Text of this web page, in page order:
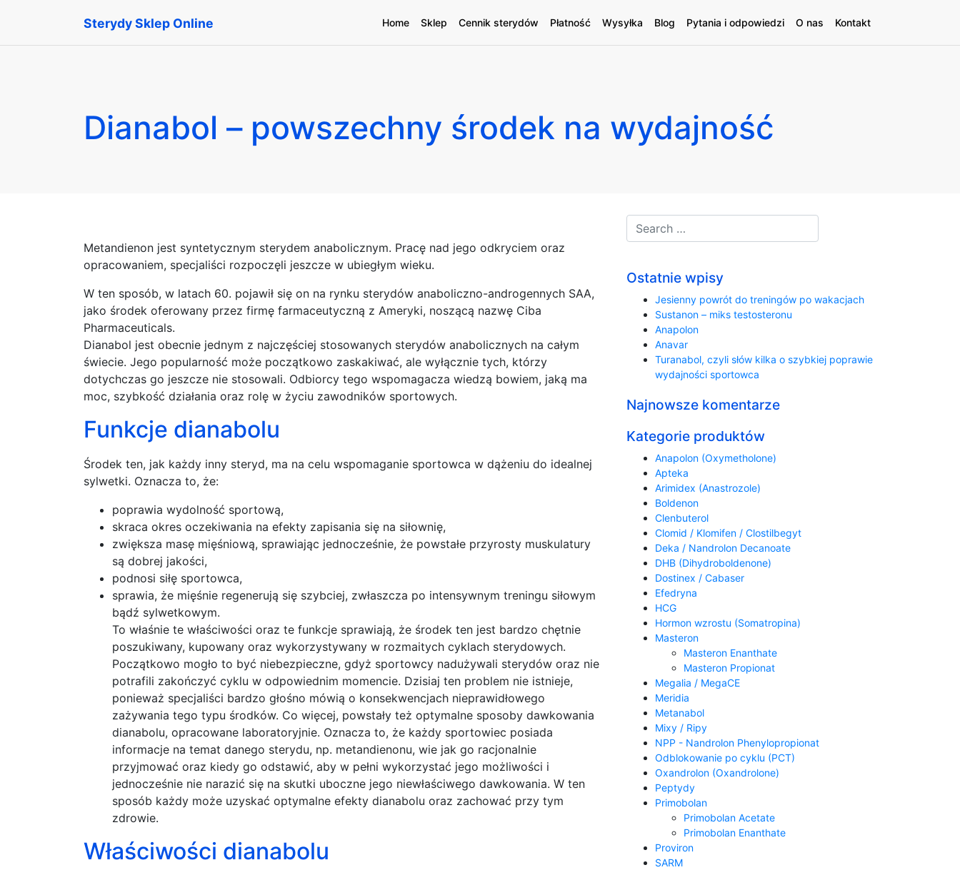
Sterydy Sklep Online Home Sklep Cennik sterydów Płatność Wysyłka Blog Pytania i odpowiedzi O nas Kontakt
Dianabol – powszechny środek na wydajność
Metandienon jest syntetycznym sterydem anabolicznym. Pracę nad jego odkryciem oraz
opracowaniem, specjaliści rozpoczęli jeszcze w ubiegłym wieku.
W ten sposób, w latach 60. pojawił się on na rynku sterydów anaboliczno-androgennych SAA,
jako środek oferowany przez firmę farmaceutyczną z Ameryki, noszącą nazwę Ciba
Pharmaceuticals.
Dianabol jest obecnie jednym z najczęściej stosowanych sterydów anabolicznych na całym
świecie. Jego popularność może początkowo zaskakiwać, ale wyłącznie tych, którzy
dotychczas go jeszcze nie stosowali. Odbiorcy tego wspomagacza wiedzą bowiem, jaką ma
moc, szybkość działania oraz rolę w życiu zawodników sportowych.
Funkcje dianabolu
Środek ten, jak każdy inny steryd, ma na celu wspomaganie sportowca w dążeniu do idealnej
sylwetki. Oznacza to, że:
poprawia wydolność sportową,
skraca okres oczekiwania na efekty zapisania się na siłownię,
zwiększa masę mięśniową, sprawiając jednocześnie, że powstałe przyrosty muskulatury
są dobrej jakości,
podnosi siłę sportowca,
sprawia, że mięśnie regenerują się szybciej, zwłaszcza po intensywnym treningu siłowym
bądź sylwetkowym.
To właśnie te właściwości oraz te funkcje sprawiają, że środek ten jest bardzo chętnie
poszukiwany, kupowany oraz wykorzystywany w rozmaitych cyklach sterydowych.
Początkowo mogło to być niebezpieczne, gdyż sportowcy nadużywali sterydów oraz nie
potrafili zakończyć cyklu w odpowiednim momencie. Dzisiaj ten problem nie istnieje,
ponieważ specjaliści bardzo głośno mówią o konsekwencjach nieprawidłowego
zażywania tego typu środków. Co więcej, powstały też optymalne sposoby dawkowania
dianabolu, opracowane laboratoryjnie. Oznacza to, że każdy sportowiec posiada
informacje na temat danego sterydu, np. metandienonu, wie jak go racjonalnie
przyjmować oraz kiedy go odstawić, aby w pełni wykorzystać jego możliwości i
jednocześnie nie narazić się na skutki uboczne jego niewłaściwego dawkowania. W ten
sposób każdy może uzyskać optymalne efekty dianabolu oraz zachować przy tym
zdrowie.
Właściwości dianabolu
Ostatnie wpisy
Jesienny powrót do treningów po wakacjach
Sustanon – miks testosteronu
Anapolon
Anavar
Turanabol, czyli słów kilka o szybkiej poprawie
wydajności sportowca
Najnowsze komentarze
Kategorie produktów
Anapolon (Oxymetholone)
Apteka
Arimidex (Anastrozole)
Boldenon
Clenbuterol
Clomid / Klomifen / Clostilbegyt
Deka / Nandrolon Decanoate
DHB (Dihydroboldenone)
Dostinex / Cabaser
Efedryna
HCG
Hormon wzrostu (Somatropina)
Masteron
Masteron Enanthate
Masteron Propionat
Megalia / MegaCE
Meridia
Metanabol
Mixy / Ripy
NPP - Nandrolon Phenylopropionat
Odblokowanie po cyklu (PCT)
Oxandrolon (Oxandrolone)
Peptydy
Primobolan
Primobolan Acetate
Primobolan Enanthate
Proviron
SARM